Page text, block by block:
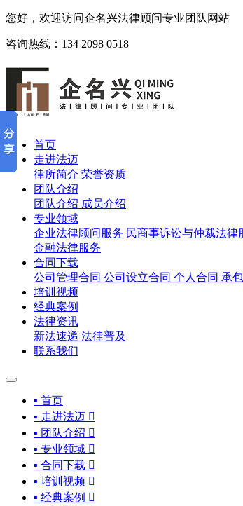
您好，欢迎访问企名兴法律顾问专业团队网站
咨询热线：134 2098 0518
首页
走进法迈
律所简介 荣誉资质
团队介绍
团队介绍 成员介绍
专业领域
企业法律顾问服务 民商事诉讼与仲裁法律
金融法律服务
合同下载
公司管理合同 公司设立合同 个人合同 承
培训视频
经典案例
法律资讯
新法速递 法律普及
联系我们
▪ 首页
▪ 走进法迈 
▪ 团队介绍 
▪ 专业领域 
▪ 合同下载 
▪ 培训视频 
▪ 经典案例 